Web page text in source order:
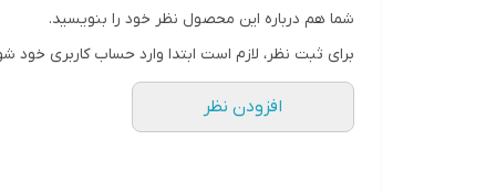
شما هم درباره این محصول نظر خود را بنویسید.
برای ثبت نظر، لازم است ابتدا وارد حساب کاربری خود
افزودن نظر